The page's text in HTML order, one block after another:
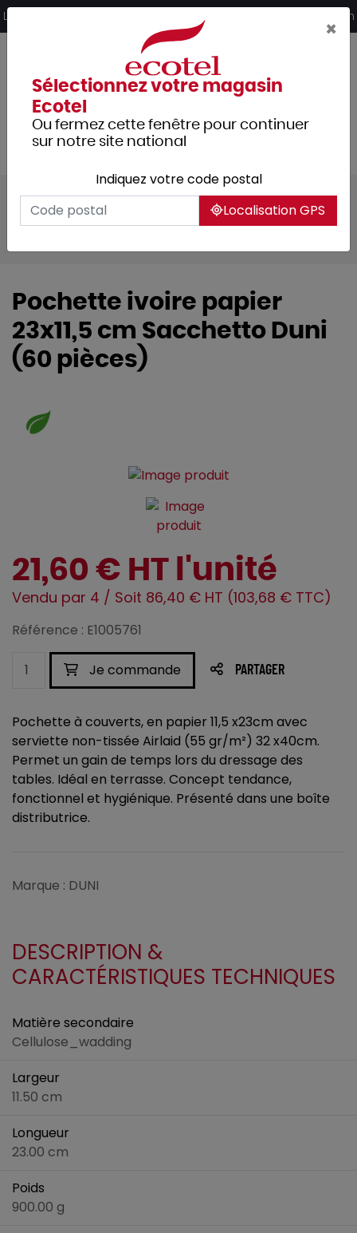
Livraison offerte dès 249€ HT d’achat et retrait 2h en magasin
Tous les produits
Usage unique
Nappage
Pochettes serviette
Pochette ivoire papier
23x11,5 cm Sacchetto Duni
(60 pièces)
21,60 € HT l'unité
Vendu par 4 / Soit 86,40 € HT (103,68 € TTC)
Référence : E1005761
Je commande PARTAGER
Pochette à couverts, en papier 11,5 x23cm avec
serviette non-tissée Airlaid (55 gr/m²) 32 x40cm.
Permet un gain de temps lors du dressage des
tables. Idéal en terrasse. Concept tendance,
fonctionnel et hygiénique. Présenté dans une boîte
distributrice.
Marque : DUNI
DESCRIPTION &
CARACTÉRISTIQUES TECHNIQUES
Matière secondaire
Cellulose_wadding
Largeur
11.50 cm
Longueur
23.00 cm
Poids
900.00 g
×
Sélectionnez votre magasin
Ecotel
Ou fermez cette fenêtre pour continuer
sur notre site national
Indiquez votre code postal
Localisation GPS
Panneau de gestion des cookies